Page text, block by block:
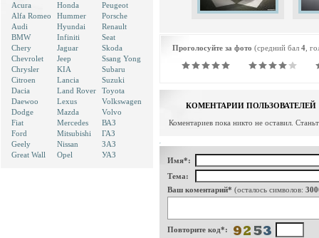
Acura
Alfa Romeo
Audi
BMW
Chery
Chevrolet
Chrysler
Citroen
Dacia
Daewoo
Dodge
Fiat
Ford
Geely
Great Wall
Honda
Hummer
Hyundai
Infiniti
Jaguar
Jeep
KIA
Lancia
Land Rover
Lexus
Mazda
Mercedes
Mitsubishi
Nissan
Opel
Peugeot
Porsche
Renault
Seat
Skoda
Ssang Yong
Subaru
Suzuki
Toyota
Volkswagen
Volvo
ВАЗ
ГАЗ
ЗАЗ
УАЗ
Проголосуйте за фото (средний бал 4 ,
КОМЕНТАРИИ ПОЛЬЗОВАТЕЛЕЙ
Коментариев пока никто не оставил.
Имя*:
Тема:
Ваш коментарий* (осталось символов:
Повторите код*: